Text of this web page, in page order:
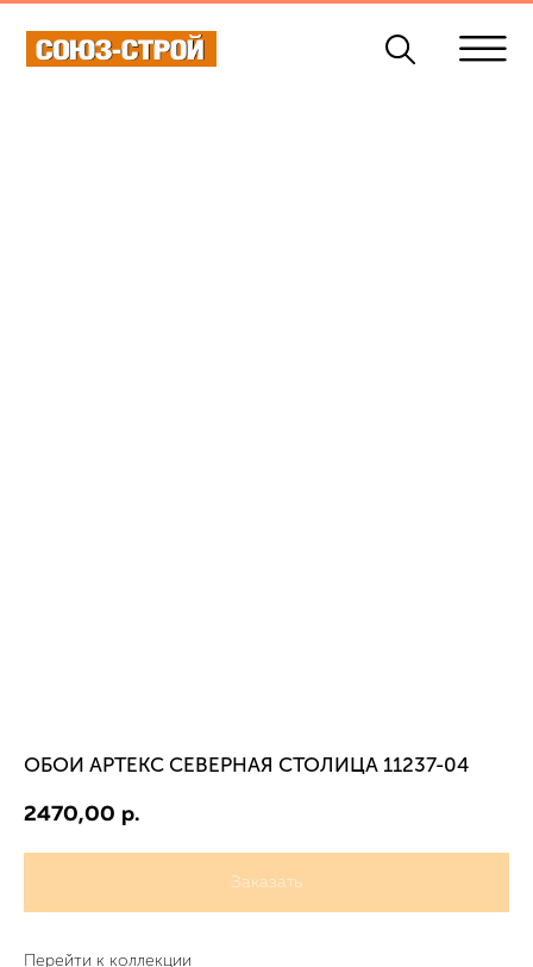
ОБОИ АРТЕКС СЕВЕРНАЯ СТОЛИЦА 11237-04
2470,00 р.
Заказать
Перейти к коллекции